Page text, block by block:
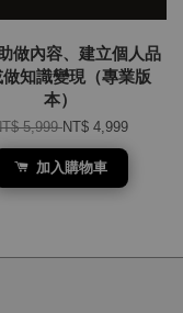
做內容、建立個人品
做知識變現（專業版
本）
5,999NT$ 4,999
加入購物車